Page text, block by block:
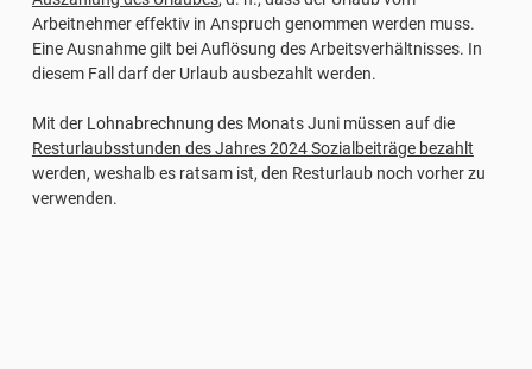
Arbeitnehmer effektiv in Anspruch genommen werden muss.
Eine Ausnahme gilt bei Auflösung des Arbeitsverhältnisses. In
diesem Fall darf der Urlaub ausbezahlt werden.
Mit der Lohnabrechnung des Monats Juni müssen auf die
Resturlaubsstunden des Jahres 2024 Sozialbeiträge bezahlt
werden, weshalb es ratsam ist, den Resturlaub noch vorher zu
verwenden.